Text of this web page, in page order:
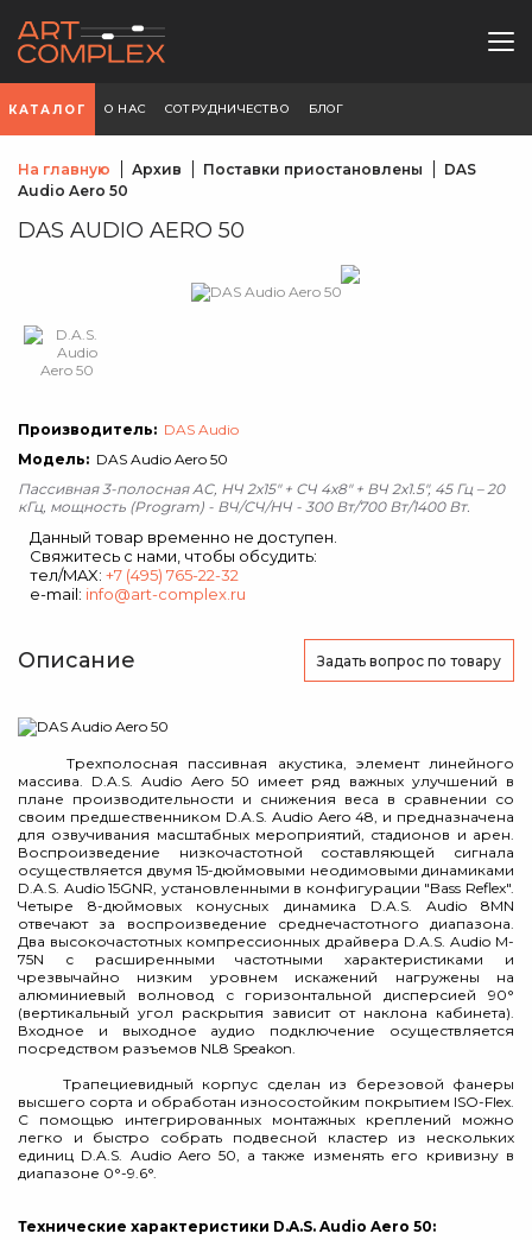
КАТАЛОГ О НАС СОТРУДНИЧЕСТВО БЛОГ
На главную Архив Поставки приостановлены
DAS
Audio Aero 50
DAS AUDIO AERO 50
Производитель: DAS Audio
Модель: DAS Audio Aero 50
Пассивная 3-полосная АС, НЧ 2x15" + СЧ 4x8" + ВЧ 2x1.5", 45 Гц – 20
кГц, мощность (Program) - ВЧ/СЧ/НЧ - 300 Вт/700 Вт/1400 Вт.
Данный товар временно не доступен.
Свяжитесь с нами, чтобы обсудить:
тел/MAX: +7 (495) 765-22-32
e-mail: info@art-complex.ru
Описание Задать вопрос по товару
Трехполосная пассивная акустика, элемент линейного
массива. D.A.S. Audio Aero 50 имеет ряд важных улучшений в
плане производительности и снижения веса в сравнении со
своим предшественником D.A.S. Audio Aero 48, и предназначена
для озвучивания масштабных мероприятий, стадионов и арен.
Воспроизведение низкочастотной составляющей сигнала
осуществляется двумя 15-дюймовыми неодимовыми динамиками
D.A.S. Audio 15GNR, установленными в конфигурации "Bass Reflex".
Четыре 8-дюймовых конусных динамика D.A.S. Audio 8MN
отвечают за воспроизведение среднечастотного диапазона.
Два высокочастотных компрессионных драйвера D.A.S. Audio M-
75N с расширенными частотными характеристиками и
чрезвычайно низким уровнем искажений нагружены на
алюминиевый волновод с горизонтальной дисперсией 90°
(вертикальный угол раскрытия зависит от наклона кабинета).
Входное и выходное аудио подключение осуществляется
посредством разъемов NL8 Speakon.
Трапециевидный корпус сделан из березовой фанеры
высшего сорта и обработан износостойким покрытием ISO-Flex.
С помощью интегрированных монтажных креплений можно
легко и быстро собрать подвесной кластер из нескольких
единиц D.A.S. Audio Aero 50, а также изменять его кривизну в
диапазоне 0°-9.6°.
Технические характеристики D.A.S. Audio Aero 50: